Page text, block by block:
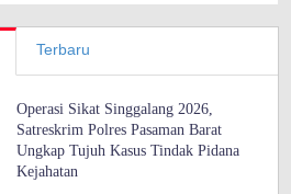
Terbaru
Operasi Sikat Singgalang 2026,
Satreskrim Polres Pasaman Barat
Ungkap Tujuh Kasus Tindak Pidana
Kejahatan